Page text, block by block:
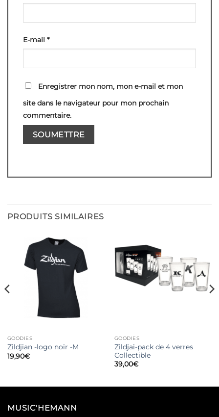
E-mail *
Enregistrer mon nom, mon e-mail et mon
site dans le navigateur pour mon prochain
commentaire.
PRODUITS SIMILAIRES
GOODIES
Zildjian -logo noir -M
19,90€
GOODIES
Zildjai-pack de 4 verres
Collectible
39,00€
MUSIC'HEMANN